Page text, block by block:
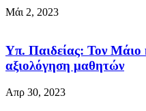
Μάι 2, 2023
Υπ. Παιδείας: Τον Μάιο
αξιολόγηση μαθητών
Απρ 30, 2023